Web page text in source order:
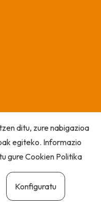
ditu, zure nabigazioa
egiteko. Informazio
gureCookien Politika
Konfiguratu